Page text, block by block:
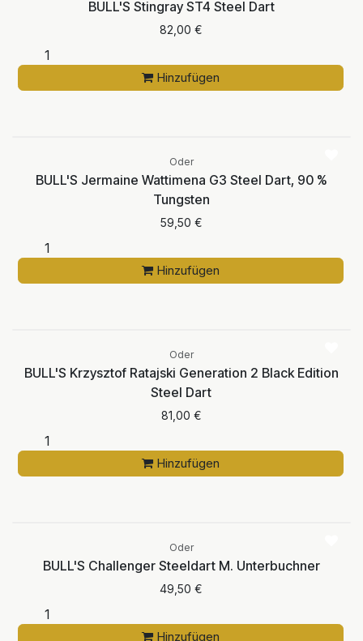
BULL'S Stingray ST4 Steel Dart
82,00 €
Hinzufügen
Oder
BULL'S Jermaine Wattimena G3 Steel Dart, 90 %
Tungsten
59,50 €
Hinzufügen
Oder
BULL'S Krzysztof Ratajski Generation 2 Black Edition
Steel Dart
81,00 €
Hinzufügen
Oder
BULL'S Challenger Steeldart M. Unterbuchner
49,50 €
Hinzufügen